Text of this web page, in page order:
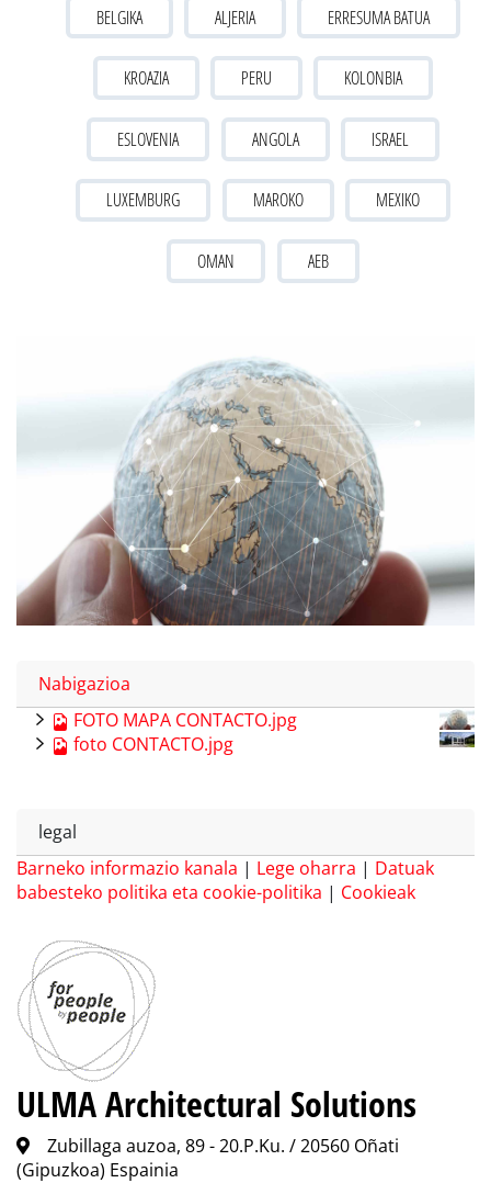
BELGIKA ALJERIA ERRESUMA BATUA
KROAZIA PERU KOLONBIA
ESLOVENIA ANGOLA ISRAEL
LUXEMBURG MAROKO MEXIKO
OMAN AEB
Nabigazioa
FOTO MAPA CONTACTO.jpg
foto CONTACTO.jpg
legal
Barneko informazio kanala | Lege oharra | Datuak
babesteko politika eta cookie-politika | Cookieak
ULMA Architectural Solutions
Zubillaga auzoa, 89 - 20.P.Ku. / 20560 Oñati
(Gipuzkoa) Espainia